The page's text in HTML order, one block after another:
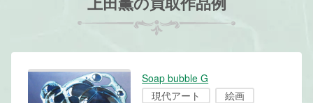
Soap bubble G
現代アート
絵画